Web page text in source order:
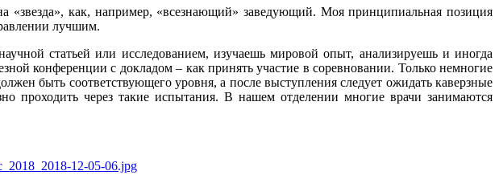
«звезда», как, например, «всезнающий» заведующий. Моя принципиальная позиция
лучшим.
статьей или исследованием, изучаешь мировой опыт, анализируешь и иногда
конференции с докладом – как принять участие в соревновании. Только немногие
быть соответствующего уровня, а после выступления следует ожидать каверзные
проходить через такие испытания. В нашем отделении многие врачи занимаются